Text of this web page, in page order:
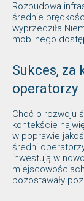
Rozbudowa
średnie
wyprzedziła
mobilnego
Sukces, za
operatorzy
Choć o rozwoju
kontekście
w poprawie
średni
inwestują w
pozostawały